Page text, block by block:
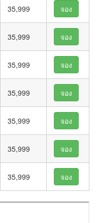
35,999 จอง
35,999 จอง
35,999 จอง
35,999 จอง
35,999 จอง
35,999 จอง
35,999 จอง